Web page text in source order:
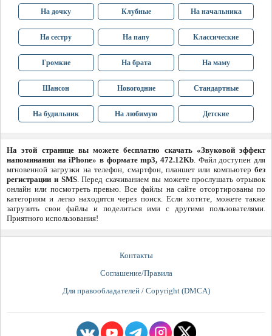
На дочку Клубные На начальника
На сестру На папу Классические
Громкие На брата На маму
Шансон Новогодние Стандартные
На будильник На любимую Детские
На этой странице вы можете бесплатно скачать «Звуковой эффект
напоминания на iPhone» в формате mp3, 472.12Kb. Файл доступен для
мгновенной загрузки на телефон, смартфон, планшет или компьютер без
регистрации и SMS. Перед скачиванием вы можете прослушать отрывок
онлайн или посмотреть превью. Все файлы на сайте отсортированы по
категориям и легко находятся через поиск. Если хотите, можете также
загрузить свои файлы и поделиться ими с другими пользователями.
Приятного использования!
Контакты
Соглашение/Правила
Для правообладателей / Copyright (DMCA)